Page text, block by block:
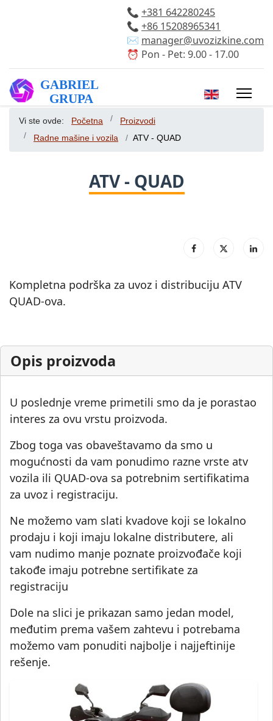
📞 +381 642280245
📞 +86 15208965341
✉️ manager@uvozizkine.com
⏰ Pon - Pet: 9.00 - 17.00
Izaberite vaš
Vi ste ovde: Početna
Proizvodi
Radne mašine i vozila
ATV - QUAD
ATV - QUAD
Kompletna podrška za uvoz i distribuciju ATV
QUAD-ova.
Opis proizvoda
U poslednje vreme primetili smo da je porastao
interes za ovu vrstu proizvoda.
Zbog toga vas obaveštavamo da smo u
mogućnosti da vam ponudimo razne vrste atv
vozila ili QUAD-ova sa potrebnim sertifikatima
za uvoz i registraciju.
Ne možemo vam slati kvadove koji se lokalno
prodaju i koji imaju lokalne distributere, ali
vam nudimo manje poznate proizvođače koji
takođe imaju potrebne sertifikate za
registraciju
Dole na slici je prikazan samo jedan model,
međutim prema vašem zahtevu i potrebama
možemo vam ponuditi najbolje i najjeftinije
rešenje.